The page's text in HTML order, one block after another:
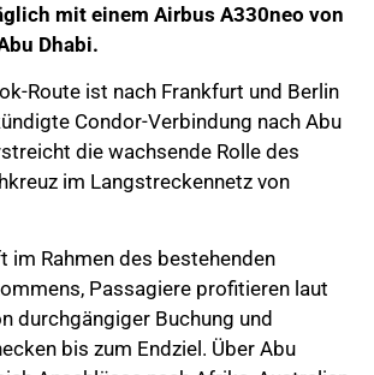
mit einem Airbus A330neo von
Dhabi.
Route ist nach Frankfurt und Berlin
Condor-Verbindung nach Abu
die wachsende Rolle des
im Langstreckennetz von
im Rahmen des bestehenden
Passagiere profitieren laut
durchgängiger Buchung und
bis zum Endziel. Über Abu